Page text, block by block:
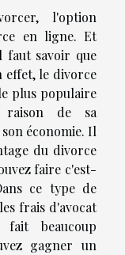
l'option
en ligne. Et
faut savoir que
effet, le divorce
plus populaire
de sa
économie. Il
du divorce
faire c'est-
ce type de
frais d'avocat
beaucoup
gagner un